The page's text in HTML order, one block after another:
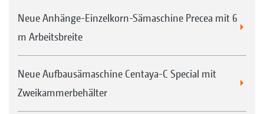
Neue Anhänge-Einzelkorn-Sämaschine Precea mit 6
m Arbeitsbreite
Neue Aufbausämaschine Centaya-C Special mit
Zweikammerbehälter